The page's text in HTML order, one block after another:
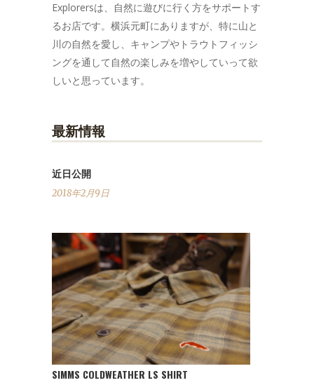
Explorersは、自然に遊びに行く方をサポートす
るお店です。横浜元町にありますが、特に山と
川の自然を愛し、キャンプやトラウトフィッシ
ングを通して自然の楽しみを増やしていって欲
しいと思っています。
最新情報
近日公開
2018年2月9日
SIMMS COLDWEATHER LS SHIRT